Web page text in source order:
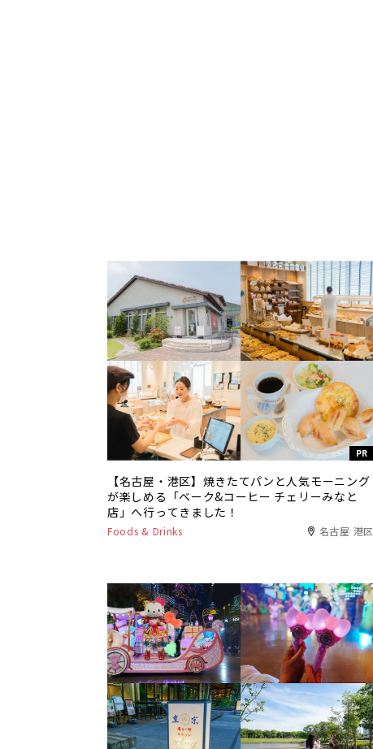
PR
【名古屋・港区】焼きたてパンと人気モーニング
が楽しめる「ベーク&コーヒー チェリーみなと
店」へ行ってきました！
Foods & Drinks 名古屋 港区